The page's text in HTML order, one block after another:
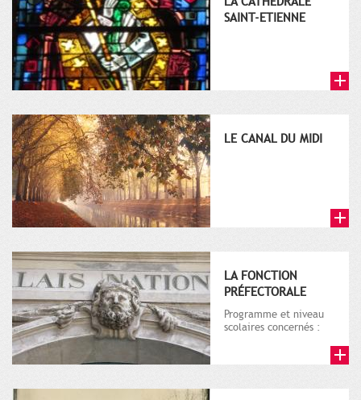
SAINT-ETIENNE
LE CANAL DU MIDI
LA FONCTION
PRÉFECTORALE
Programme et niveau
scolaires concernés :